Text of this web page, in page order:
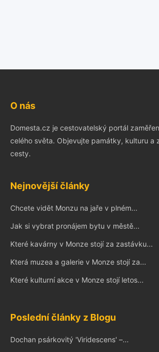
O nás
Domesta.cz je cestovatelský portál
celého světa. Objevujte památky, kulturu a
cesty.
Nejnovější články
Chcete vidět Monzu na jaře v plném...
Jak si vybrat pronájem bytu v městě...
Které kavárny v Monze stojí za zastávku...
Která muzea a galerie v Monze stojí za...
Které kulturní akce v Monze stojí letos...
Poslední články z Blogu
Dochan psárkovitý 'Viridescens' –...